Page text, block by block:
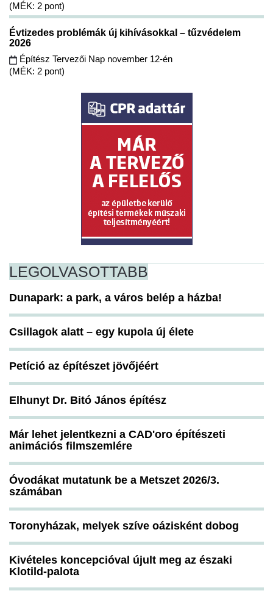
(MÉK: 2 pont)
Évtizedes problémák új kihívásokkal – tűzvédelem
2026
Építész Tervezői Nap november 12-én
(MÉK: 2 pont)
LEGOLVASOTTABB
Dunapark: a park, a város belép a házba!
Csillagok alatt – egy kupola új élete
Petíció az építészet jövőjéért
Elhunyt Dr. Bitó János építész
Már lehet jelentkezni a CAD'oro építészeti
animációs filmszemlére
Óvodákat mutatunk be a Metszet 2026/3.
számában
Toronyházak, melyek szíve oázisként dobog
Kivételes koncepcióval újult meg az északi
Klotild-palota